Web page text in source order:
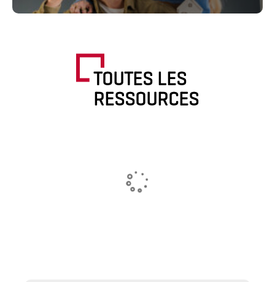
TOUTES LES
RESSOURCES